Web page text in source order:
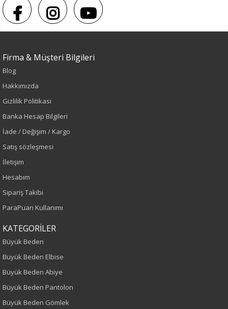
Renk
Sezon
Sonbahar-Kış
Yaş Grubu
Kalıp
Büyük Beden
Boy
Kumaş Tipi
Firma & Müşteri Bilgileri
Blog
Hakkımızda
Gizlilik Politikası
Banka Hesap Bilgileri
İade / Değişim / Kargo
Satış sözleşmesi
İletişim
Hesabım
Sipariş Takibi
ParaPuan Kullanımı
KATEGORİLER
Büyük Beden
Büyük Beden Elbise
Büyük Beden Abiye
Büyük Beden Pantolon
Büyük Beden Gömlek